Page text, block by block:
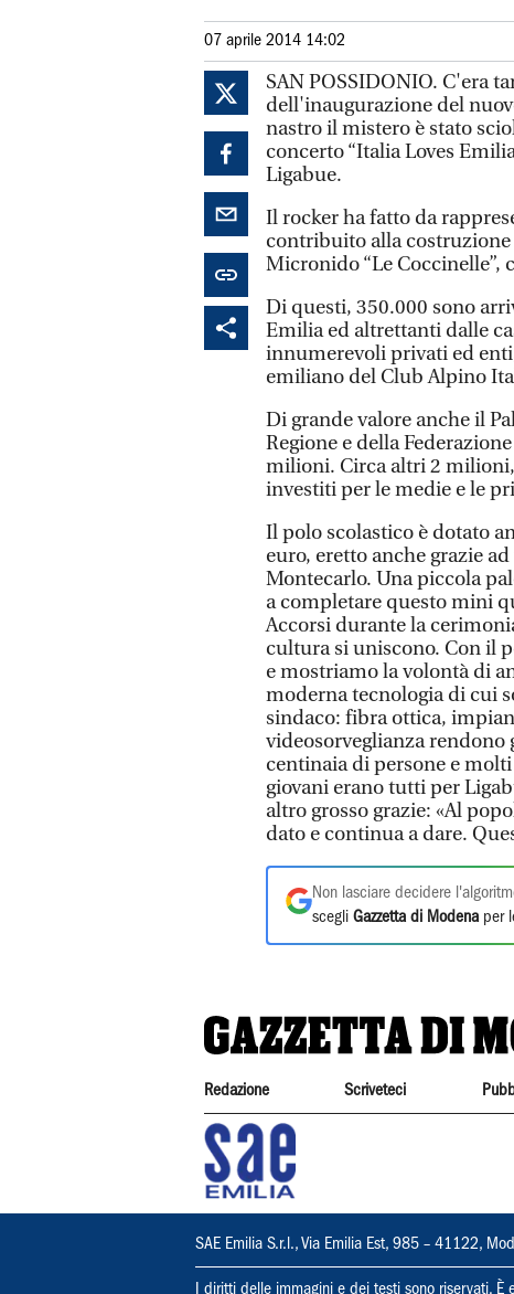
07 aprile 2014 14:02
SAN POSSIDONIO. C'era
dell'inaugurazione del
nastro il mistero è stato
concerto “Italia Loves
Ligabue.
Il rocker ha fatto da
contribuito alla costruzione
Micronido “Le
Di questi, 350.000 sono
Emilia ed altrettanti dalle
innumerevoli privati ed
emiliano del Club Alpino
Di grande valore anche il
Regione e della
milioni. Circa altri 2
investiti per le medie e le
Il polo scolastico è dotato
euro, eretto anche grazie
Montecarlo. Una piccola
a completare questo mini
Accorsi durante la
cultura si uniscono. Con il
e mostriamo la volontà di
moderna tecnologia di cui
sindaco: fibra ottica,
videosorveglianza
centinaia di persone e
giovani erano tutti per
altro grosso grazie: «Al
dato e continua a dare.
Non lasciare decidere
scegli Gazzetta di Modena per
Redazione Scriveteci
SAE Emilia S.r.l., Via Emilia Est, 985 – 41122,
I diritti delle immagini e dei testi sono riservati.